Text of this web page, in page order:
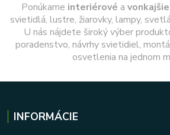
Ponúkame interiérové a vonkajšie
svietidlá, lustre, žiarovky, lampy,
U nás nájdete široký výber
poradenstvo, návrhy svietidiel,
osvetlenia na jednom
INFORMÁCIE